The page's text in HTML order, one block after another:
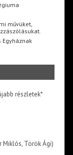
művüket,
Egyháznak
részletek*
Miklós, Török Ági)